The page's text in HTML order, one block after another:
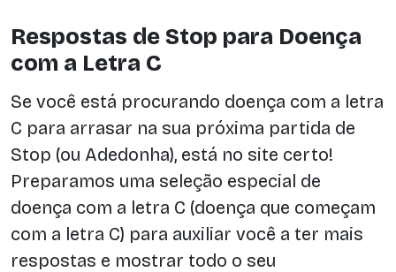
Respostas de Stop para Doença
com a Letra C
Se você está procurando doença com a letra
C para arrasar na sua próxima partida de
Stop (ou Adedonha), está no site certo!
Preparamos uma seleção especial de
doença com a letra C (doença que começam
com a letra C) para auxiliar você a ter mais
respostas e mostrar todo o seu